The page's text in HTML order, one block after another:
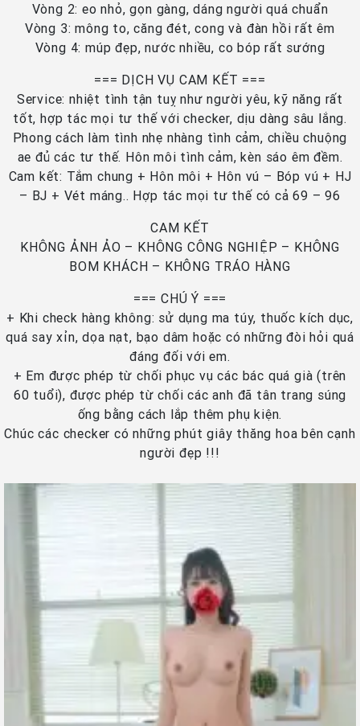
Vòng 2: eo nhỏ, gọn gàng, dáng người quá chuẩn
Vòng 3: mông to, căng đét, cong và đàn hồi rất êm
Vòng 4: múp đẹp, nước nhiều, co bóp rất sướng
=== DỊCH VỤ CAM KẾT ===
Service: nhiệt tình tận tuỵ như người yêu, kỹ năng rất
tốt, hợp tác mọi tư thế với checker, dịu dàng sâu lắng.
Phong cách làm tình nhẹ nhàng tình cảm, chiều chuộng
ae đủ các tư thế. Hôn môi tình cảm, kèn sáo êm đềm.
Cam kết: Tắm chung + Hôn môi + Hôn vú – Bóp vú + HJ
– BJ + Vét máng.. Hợp tác mọi tư thế có cả 69 – 96
CAM KẾT
KHÔNG ẢNH ẢO – KHÔNG CÔNG NGHIỆP – KHÔNG
BOM KHÁCH – KHÔNG TRÁO HÀNG
=== CHÚ Ý ===
+ Khi check hàng không: sử dụng ma túy, thuốc kích dục,
quá say xỉn, dọa nạt, bạo dâm hoặc có những đòi hỏi quá
đáng đối với em.
+ Em được phép từ chối phục vụ các bác quá già (trên
60 tuổi), được phép từ chối các anh đã tân trang súng
ống bằng cách lắp thêm phụ kiện.
Chúc các checker có những phút giây thăng hoa bên cạnh
người đẹp !!!